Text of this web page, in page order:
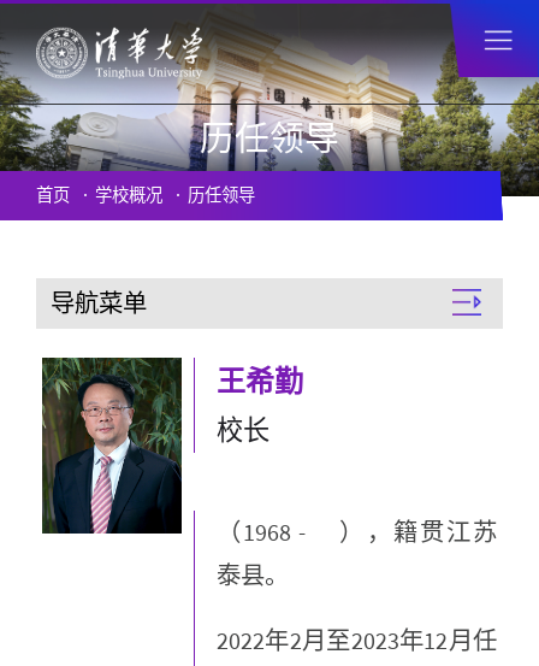
历任领导
首页 学校概况 历任领导
导航菜单
王希勤
校长
（1968 - ），籍贯江苏
泰县。
2022年2月至2023年12月任